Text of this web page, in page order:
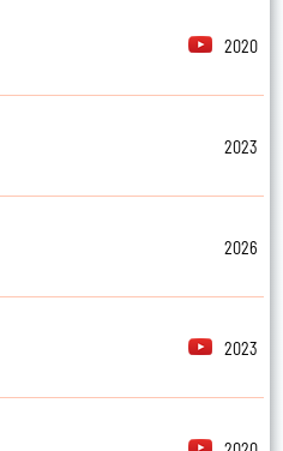
2020
2023
2026
2023